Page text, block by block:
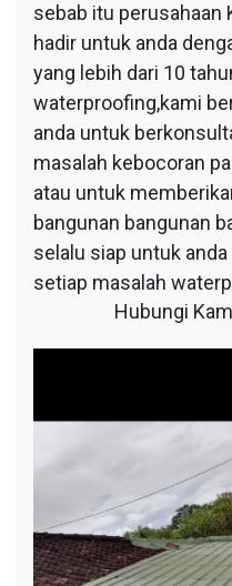
sebab itu perusahaan
hadir untuk anda
yang lebih dari 10
waterproofing,kami
anda untuk
masalah kebocoran
atau untuk
bangunan bangunan
selalu siap untuk
setiap masalah
Hubungi